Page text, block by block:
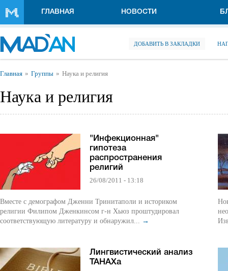
ГЛАВНАЯ НОВОСТИ
ДОБАВИТЬ В ЗАКЛАДКИ
Вы здесь
Главная Группы Наука и религия
Наука и религия
"Инфекционная"
гипотеза
распространения
религий
26/08/2011 - 13:18
Вместе с демографом Дженни Тринитаполи и историком
религии Филипом Дженкинсом г-н Хьюз проштудировал
соответствующую литературу и обнаружил... →
Лингвистический анализ
ТАНАХа